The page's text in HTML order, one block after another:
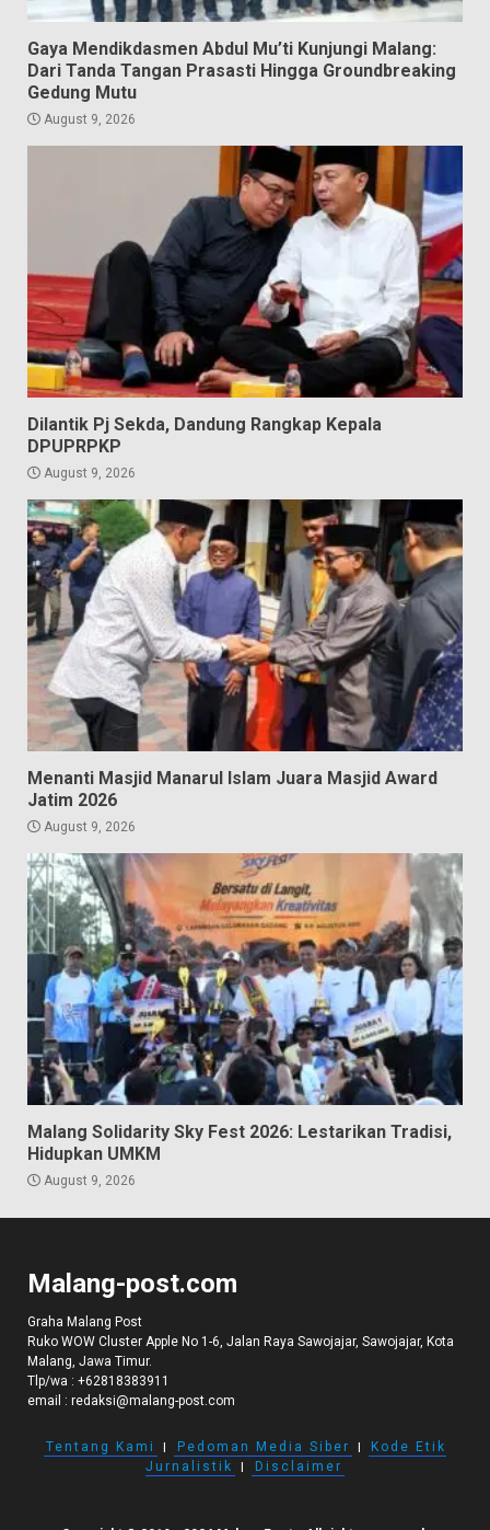
Gaya Mendikdasmen Abdul Mu’ti Kunjungi Malang:
Dari Tanda Tangan Prasasti Hingga Groundbreaking
Gedung Mutu
August 9, 2026
Dilantik Pj Sekda, Dandung Rangkap Kepala
DPUPRPKP
August 9, 2026
Menanti Masjid Manarul Islam Juara Masjid Award
Jatim 2026
August 9, 2026
Malang Solidarity Sky Fest 2026: Lestarikan Tradisi,
Hidupkan UMKM
August 9, 2026
Malang-post.com
Graha Malang Post
Ruko WOW Cluster Apple No 1-6, Jalan Raya Sawojajar, Sawojajar, Kota
Malang, Jawa Timur.
Tlp/wa : +62818383911
email : redaksi@malang-post.com
Tentang Kami I Pedoman Media Siber I
Kode Etik
Jurnalistik
I Disclaimer